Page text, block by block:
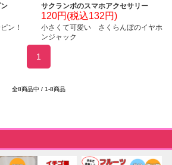
ン！
サクランボのスマホアクセサリー
120円(税込132円)
小さくて可愛い さくらんぼのイヤホ
ンジャック
1
全8商品中 / 1-8商品